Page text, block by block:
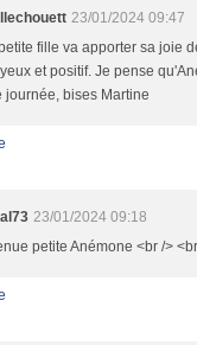
23/01/2024 09:47
fille va apporter sa joie
et positif. Je pense
journée, bises Martine
23/01/2024 09:18
petite Anémone <br />